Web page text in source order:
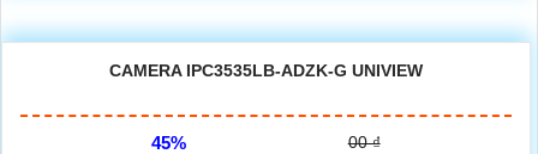
CAMERA IPC3535LB-ADZK-G UNIVIEW
45% 00 ₫